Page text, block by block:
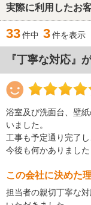
実際に利用したお
33件中 3件を表示
『丁寧な対応』
浴室及び洗面台、壁
いました。
工事も予定通り完了
今後も何かありまし
この会社に決めた
担当者の親切丁寧な